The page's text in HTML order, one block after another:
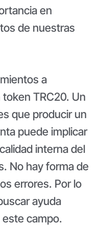
en
de nuestras
a
TRC20. Un
que producir un
puede implicar
interna del
No hay forma de
errores. Por lo
ayuda
campo.